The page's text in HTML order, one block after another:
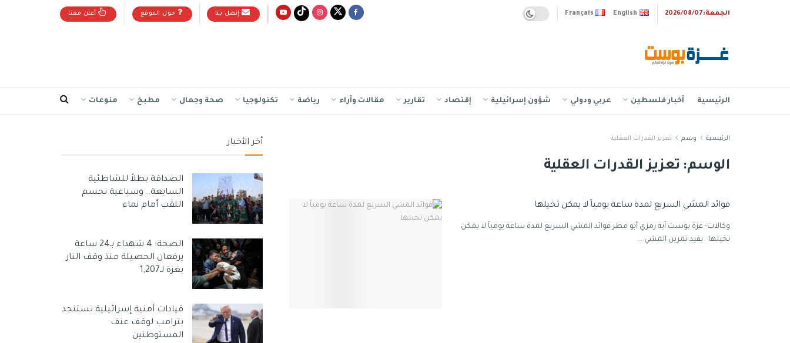
الجمعة:2026/08/07 Français English إتصل بنا حول الموقع أعلن معنا
الرئيسية أخبار فلسطين عربي ودولي شؤون إسرائيلية إقتصاد تقارير مقالات وأراء رياضة تكنولوجيا صحة وجمال مطبخ منوعات
الرئيسية وسم تعزيز القدرات العقلية
الوسم: تعزيز القدرات العقلية
فوائد المشي السريع لمدة ساعة يومياً لا يمكن تخيلها
وكالات- غزة بوست آية رمزي أبو مطر فوائد المشي السريع لمدة ساعة يومياً لا يمكن
تخيلها يفيد تمرين المشي ...
أخر الأخبار
الصداقة بطلاً للشاطئية
السابعة.. وسباعية تحسم
اللقب أمام نماء
الصحة: 4 شهداء بـ24 ساعة
يرفعان الحصيلة منذ وقف النار
بغزة لـ1,207
قيادات أمنية إسرائيلية تستنجد
بترامب لوقف عنف
المستوطنين